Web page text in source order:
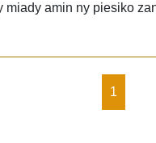
miady amin ny piesiko
1